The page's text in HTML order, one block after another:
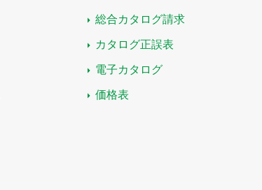
総合カタログ請求
カタログ正誤表
電子カタログ
価格表